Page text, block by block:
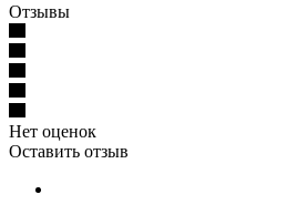
Отзывы
Нет оценок
Оставить отзыв